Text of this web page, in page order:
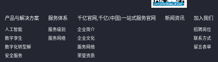
产品与解决方案
人工智能
数字孪生
数字化转型解
安全服务
服务体系
服务级别
服务网络
千亿官网,千亿(中国)一站式服务官网
企业简介
企业文化
服务网络
荣誉资质
新闻资讯 加入我们
招聘岗位
联系方式
留言表单